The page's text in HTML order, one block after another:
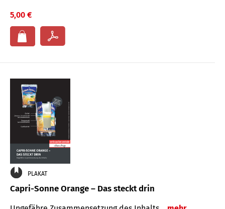
5,00 €
PLAKAT
Capri-Sonne Orange – Das steckt drin